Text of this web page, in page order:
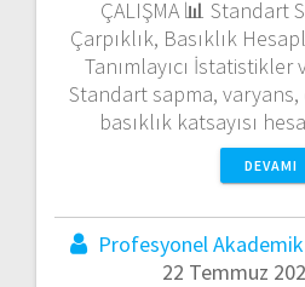
ÇALIŞMA 📊 Standart
Çarpıklık, Basıklık
Tanımlayıcı İstatistikler
Standart sapma, varyans,
basıklık katsayısı
DEVAMI
Profesyonel
22 Temmuz